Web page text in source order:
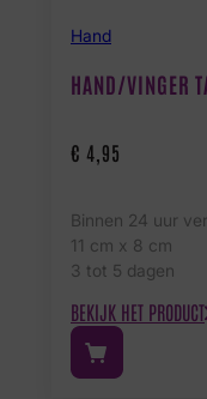
Hand
HAND/VINGER
€ 4,95
Binnen 24 uur
11 cm x 8 cm
3 tot 5 dagen
BEKIJK HET PRODUCT